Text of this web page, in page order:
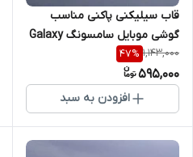
قاب سیلیکنی پاکنی مناسب
گوشی موبایل سامسونگ Galaxy
A33 5G
1,143,000
47%
595,000
افزودن به سبد